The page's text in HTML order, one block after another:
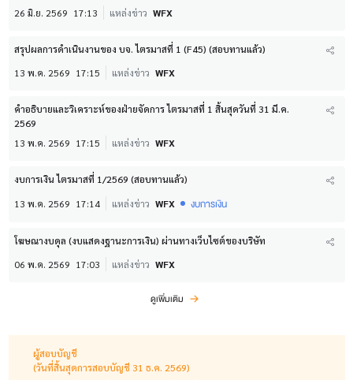
26 มิ.ย. 2569 17:13 แหล่งข่าว WFX
สรุปผลการดำเนินงานของ บจ. ไตรมาสที่ 1 (F45) (สอบทานแล้ว)
13 พ.ค. 2569 17:15 แหล่งข่าว WFX
คำอธิบายและวิเคราะห์ของฝ่ายจัดการ ไตรมาสที่ 1 สิ้นสุดวันที่ 31 มี.ค.
2569
13 พ.ค. 2569 17:15 แหล่งข่าว WFX
งบการเงิน ไตรมาสที่ 1/2569 (สอบทานแล้ว)
13 พ.ค. 2569 17:14 แหล่งข่าว WFX งบการเงิน
โฆษณางบดุล (งบแสดงฐานะการเงิน) ผ่านทางเว็บไซต์ของบริษัท
06 พ.ค. 2569 17:03 แหล่งข่าว WFX
ดูเพิ่มเติม
ผู้สอบบัญชี
(วันที่สิ้นสุดการสอบบัญชี 31 ธ.ค. 2569)